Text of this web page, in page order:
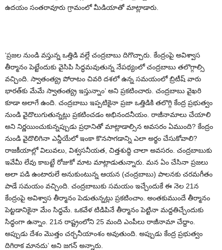
ఉదయం సంతరావూరు గ్రామంలో మీడియాతో మాట్లాడారు.
‘ప్రజల నుండి వస్తున్న ఒత్తిడి వల్లే చంద్రబాబు దిగొచ్చారు. కేంద్రంపై అవిశ్వాస
తీర్మానం పెట్టేందుకు వైసిపి సిద్ధమవుతున్న నేపథ్యంలో చంద్రబాబు తలొగ్గాల్సి
వచ్చింది. స్వాతంత్య్ర పోరాటం చివరి దశలో ఉన్న సమయంలో బ్రిటీష్‌ వారు
భారత్‌కు మేమే స్వాతంత్య్ర ఇస్తున్నాం’ అని ప్రకటించారు. చంద్రబాబు వైఖరి
కూడా అలాగే ఉంది. చంద్రబాబు ఇప్పటికైనా ప్రజా ఒత్తిడికి తలొగ్గి కేంద్ర ప్రభుత్వం
నుండి వైదొలుగుతున్నట్లు ప్రకటించడం అభినందనీయం. రాజీనామాలు చేయాలి
అని నిర్ణయించుకున్నప్పుడు ప్రధానితో మాట్లాడాల్సిన అవసరం ఏముంది? కేంద్రం
నుండి వైదొలిగినా ఎన్డీయేలో ఇంకా కొనసాగడాన్ని ఎలా అర్థం చేసుకోవాలి?
రాజకీయాల్లో విలువలు, విశ్వసనీయత, చిత్తశుద్ధి చాలా అవసరం. చంద్రబాబుకు
ఇవేమీ లేవు కాబట్టే రోజుకో మాట మాట్లాడుతున్నారు. మన ఏం చేసినా ప్రజలు
అలా పడి ఉంటారులే అనుకుంటున్న ఆయన (చంద్ర‌బాబు) పాలనకు చరమగీతం
పాడే సమయం వచ్చింది. చంద్రబాబుకు సమయం ఇచ్చేందుకే ఈ నెల 21న
కేంద్రంపై అవిశ్వాస తీర్మానం పెడుతున్నట్లు ప్రకటించాం. అంతకుముందే తీర్మానం
పెట్టడానికైనా మేం సిద్ధమే. ఒకవేళ టిడిపినే తీర్మానం పెట్టినా మద్దతిచ్చేందుకు
సిద్ధంగా ఉన్నాం. 21న రాష్ట్రంలోని 25 మంది ఎంపీలు రాజీనామా చేద్దాం.
అప్పుడు దేశం మొత్తం చర్చనీయాంశం అవుతుంది. అప్పుడు కేంద్ర ప్రభుత్వం
దిగిరాక మానదు’ అని జగన్‌ అన్నారు.